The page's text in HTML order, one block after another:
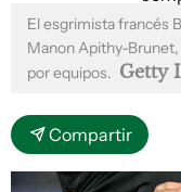
El esgrimista francés
Manon Apithy-
por equipos. Getty
Compartir